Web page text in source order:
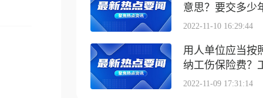
意思？要交多少
2022-11-10 16:29:44
用人单位应当按
纳工伤保险费？
2022-11-09 17:31:14